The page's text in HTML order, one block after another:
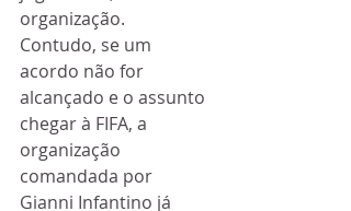
organização.
Contudo, se um
acordo não for
alcançado e o assunto
chegar à FIFA, a
organização
comandada por
Gianni Infantino já